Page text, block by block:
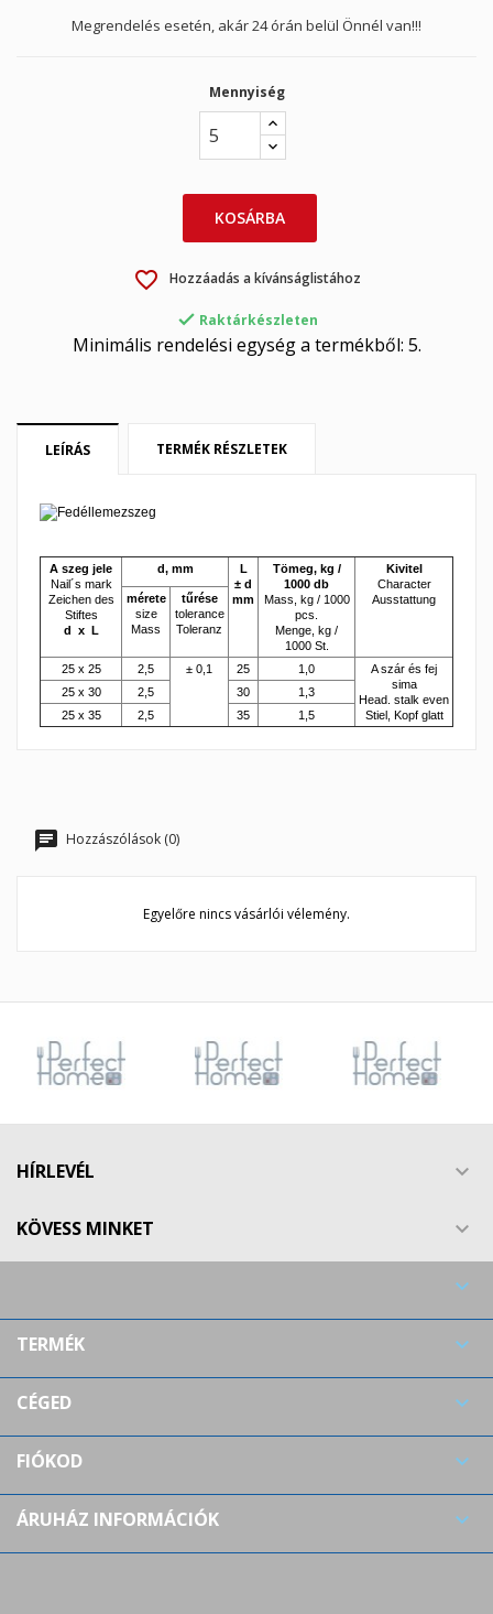
Megrendelés esetén, akár 24 órán belül Önnél van!!!
Mennyiség
KOSÁRBA
favorite_border Hozzáadás a kívánságlistához
 Raktárkészleten
Minimális rendelési egység a termékből: 5.
LEÍRÁS TERMÉK RÉSZLETEK
A szeg jele
Nail´s mark
Zeichen des
Stiftes
d x L
d, mm
L
± d
mm
Tömeg, kg /
1000 db
Mass, kg / 1000
pcs.
Menge, kg /
1000 St.
Kivitel
Character
Ausstattung
mérete
size
Mass
tűrése
tolerance
Toleranz
25 x 25 2,5 ± 0,1 25 1,0
A szár és fej
sima
Head. stalk even
Stiel, Kopf glatt
25 x 30 2,5 30
1,3
25 x 35
2,5 35 1,5
Hozzászólások (0)
Egyelőre nincs vásárlói vélemény.
HÍRLEVÉL 
KÖVESS MINKET 

TERMÉK 
CÉGED 
FIÓKOD 
ÁRUHÁZ INFORMÁCIÓK 
My wishlists
Kívánságlista neve
Bejelentkezés
Be kell jelentkezned a termékek kívánságlistába történő
mentéséhez.